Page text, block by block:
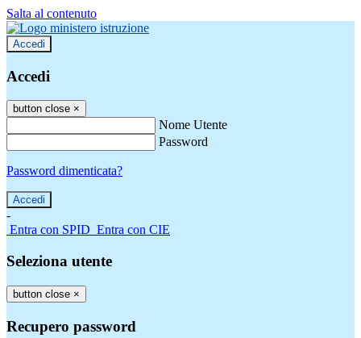
Salta al contenuto
Accedi
Accedi
button close ×
Nome Utente
Password
Password dimenticata?
-
Entra con SPID Entra con CIE
Seleziona utente
button close ×
Recupero password